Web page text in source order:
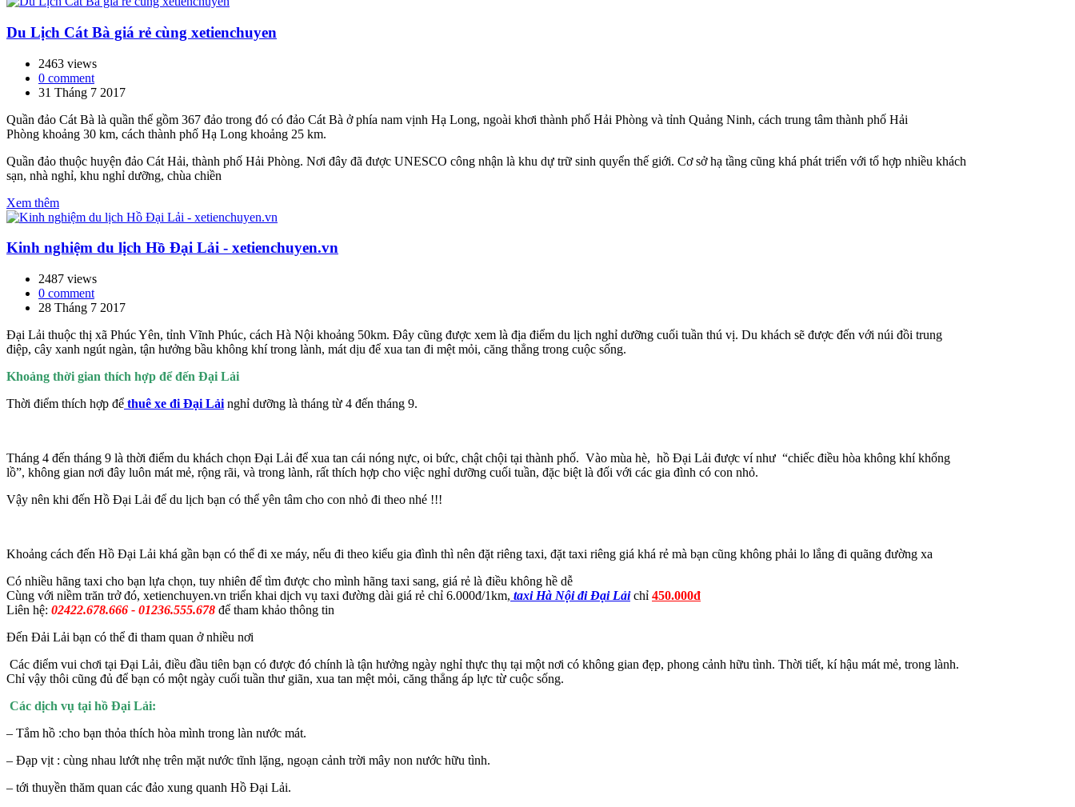
Du Lịch Cát Bà giá rẻ cùng xetienchuyen
2463 views
0 comment
31 Tháng 7 2017
Quần đảo Cát Bà là quần thể gồm 367 đảo trong đó có đảo Cát Bà ở phía nam vịnh Hạ Long, ngoài khơi thành phố Hải Phòng và tỉnh Quảng Ninh, cách trung tâm thành phố Hải
Phòng khoảng 30 km, cách thành phố Hạ Long khoảng 25 km.
Quần đảo thuộc huyện đảo Cát Hải, thành phố Hải Phòng. Nơi đây đã được UNESCO công nhận là khu dự trữ sinh quyển thế giới. Cơ sở hạ tầng cũng khá phát triển với tổ hợp nhiều khách
sạn, nhà nghỉ, khu nghỉ dưỡng, chùa chiền
Xem thêm
Kinh nghiệm du lịch Hồ Đại Lải - xetienchuyen.vn
2487 views
0 comment
28 Tháng 7 2017
Đại Lải thuộc thị xã Phúc Yên, tỉnh Vĩnh Phúc, cách Hà Nội khoảng 50km. Đây cũng được xem là địa điểm du lịch nghỉ dưỡng cuối tuần thú vị. Du khách sẽ được đến với núi đồi trung
điệp, cây xanh ngút ngàn, tận hưởng bầu không khí trong lành, mát dịu để xua tan đi mệt mỏi, căng thẳng trong cuộc sống.
Khoảng thời gian thích hợp để đến Đại Lải
Thời điểm thích hợp để thuê xe đi Đại Lải nghỉ dưỡng là tháng từ 4 đến tháng 9.
Tháng 4 đến tháng 9 là thời điểm du khách chọn Đại Lải để xua tan cái nóng nực, oi bức, chật chội tại thành phố. Vào mùa hè, hồ Đại Lải được ví như “chiếc điều hòa không khí khổng
lồ”, không gian nơi đây luôn mát mẻ, rộng rãi, và trong lành, rất thích hợp cho việc nghỉ dưỡng cuối tuần, đặc biệt là đối với các gia đình có con nhỏ.
Vậy nên khi đến Hồ Đại Lải để du lịch bạn có thể yên tâm cho con nhỏ đi theo nhé !!!
Khoảng cách đến Hồ Đại Lải khá gần bạn có thể đi xe máy, nếu đi theo kiểu gia đình thì nên đặt riêng taxi, đặt taxi riêng giá khá rẻ mà bạn cũng không phải lo lắng đi quãng đường xa
Có nhiều hãng taxi cho bạn lựa chọn, tuy nhiên để tìm được cho mình hãng taxi sang, giá rẻ là điều không hề dễ
Cùng với niềm trăn trở đó, xetienchuyen.vn triển khai dịch vụ taxi đường dài giá rẻ chỉ 6.000đ/1km, taxi Hà Nội đi Đại Lảichỉ 450.000đ
Liên hệ: 02422.678.666 - 01236.555.678 để tham khảo thông tin
Đến Đải Lải bạn có thể đi tham quan ở nhiều nơi
Các điểm vui chơi tại Đại Lải, điều đầu tiên bạn có được đó chính là tận hưởng ngày nghỉ thực thụ tại một nơi có không gian đẹp, phong cảnh hữu tình. Thời tiết, kí hậu mát mẻ, trong lành.
Chỉ vậy thôi cũng đủ để bạn có một ngày cuối tuần thư giãn, xua tan mệt mỏi, căng thẳng áp lực từ cuộc sống.
Các dịch vụ tại hồ Đại Lải:
– Tắm hồ :cho bạn thỏa thích hòa mình trong làn nước mát.
– Đạp vịt : cùng nhau lướt nhẹ trên mặt nước tĩnh lặng, ngoạn cảnh trời mây non nước hữu tình.
– tới thuyền thăm quan các đảo xung quanh Hồ Đại Lải.